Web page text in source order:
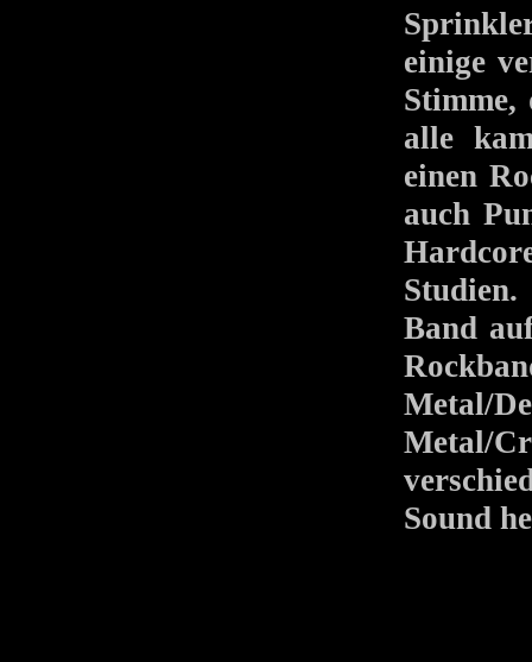
einige
alle
einen
auch
Band
Metal/
Metal/
Sound